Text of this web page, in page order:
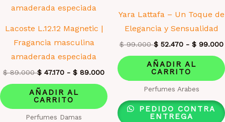
Lacoste L.12.12 Magnetic |
Fragancia masculina
amaderada especiada
$89.000 $ 47.170 - $ 89.000
AÑADIR AL
CARRITO
Perfumes Damas
Yara Lattafa – Un Toque de
Elegancia y Sensualidad
$99.000 $52.470- $99.000
AÑADIR AL
CARRITO
Perfumes Arabes
PEDIDO CONTRA
ENTREGA